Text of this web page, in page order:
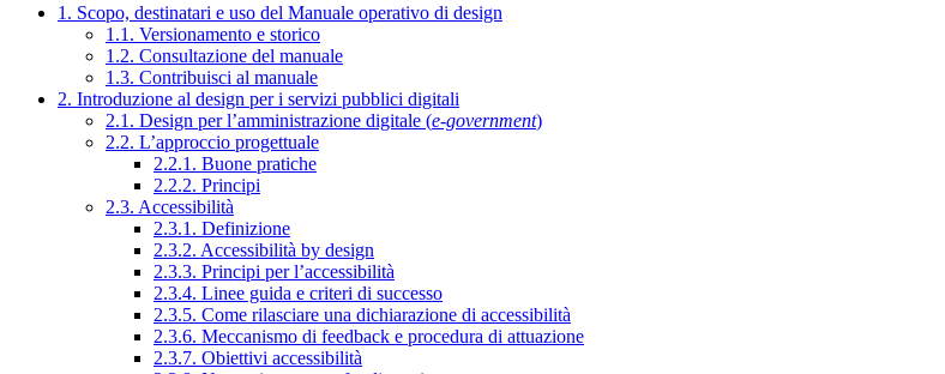
1. Scopo, destinatari e uso del Manuale operativo di design
1.1. Versionamento e storico
1.2. Consultazione del manuale
1.3. Contribuisci al manuale
2. Introduzione al design per i servizi pubblici digitali
2.1. Design per l’amministrazione digitale (e-government)
2.2. L’approccio progettuale
2.2.1. Buone pratiche
2.2.2. Principi
2.3. Accessibilità
2.3.1. Definizione
2.3.2. Accessibilità by design
2.3.3. Principi per l’accessibilità
2.3.4. Linee guida e criteri di successo
2.3.5. Come rilasciare una dichiarazione di accessibilità
2.3.6. Meccanismo di feedback e procedura di attuazione
2.3.7. Obiettivi accessibilità